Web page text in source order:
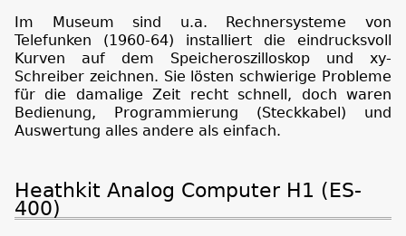
Im Museum sind u.a. Rechnersysteme von
Telefunken (1960-64) installiert die eindrucksvoll
Kurven auf dem Speicheroszilloskop und xy-
Schreiber zeichnen. Sie lösten schwierige Probleme
für die damalige Zeit recht schnell, doch waren
Bedienung, Programmierung (Steckkabel) und
Auswertung alles andere als einfach.
Heathkit Analog Computer H1 (ES-
400)